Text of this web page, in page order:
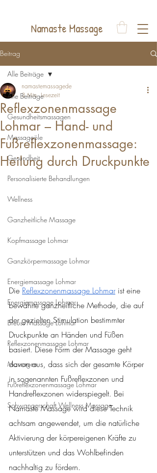
Namaste Massage
Beitrag
Alle Beiträge
Gesundheitsmassagen
Massageöle
Gesundheit
Personalisierte Behandlungen
Wellness
Ganzheitliche Massage
Kopfmassage Lohmar
Ganzkörpermassage Lohmar
Energiemassage Lohmar
Energiemassage Lohmar
Breuss Massage Lohmar
Reflexzonenmassage Lohmar
Massagen
Fußreflexzonenmassage Lohmar
Schwangerschaft Wellness Massage
Alle Beiträge
Reflexzonenmassage
Lohmar – Hand- und
Fußreflexzonenmassage:
Heilung durch Druckpunkte
namastemassagede
3 Min. Lesezeit
Die Reflexzonenmassage Lohmar ist eine
bewährte ganzheitliche Methode, die auf
der gezielten Stimulation bestimmter
Druckpunkte an Händen und Füßen
basiert. Diese Form der Massage geht
davon aus, dass sich der gesamte Körper
in sogenannten Fußreflexzonen und
Handreflexzonen widerspiegelt. Bei
Namaste Massage wird diese Technik
achtsam angewendet, um die natürliche
Aktivierung der körpereigenen Kräfte zu
unterstützen und das Wohlbefinden
nachhaltig zu fördern.